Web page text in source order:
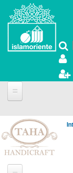
Pasar al contenido